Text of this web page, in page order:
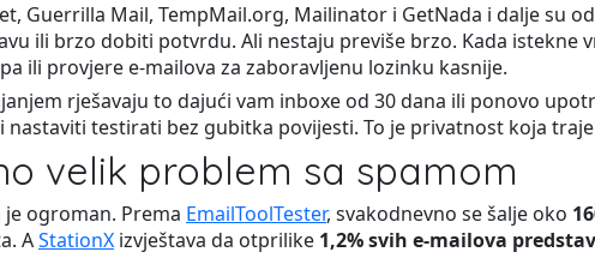
Guerrilla Mail, TempMail.org, Mailinator i GetNada i dalje su
ili brzo dobiti potvrdu. Ali nestaju previše brzo. Kada istekne
ili provjere e-mailova za zaboravljenu lozinku kasnije.
rješavaju to dajući vam inboxe od 30 dana ili ponovo
testirati bez gubitka povijesti. To je privatnost koja
velik problem sa spamom
ogroman. Prema EmailToolTester, svakodnevno se šalje oko
AStationX izvještava da otprilike 1,2% svih e-mailova